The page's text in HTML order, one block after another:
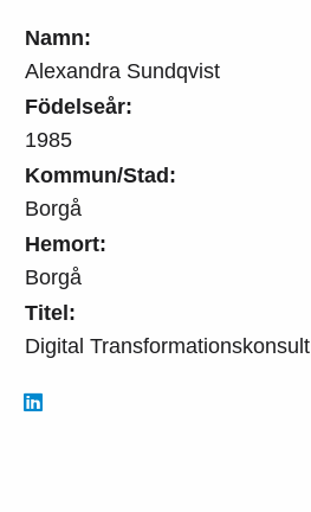
Namn:
Alexandra Sundqvist
Födelseår:
1985
Kommun/Stad:
Borgå
Hemort:
Borgå
Titel:
Digital Transformationskonsult